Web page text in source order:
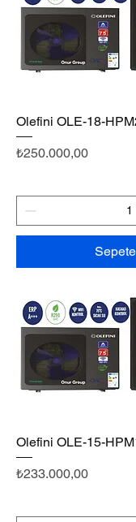
Olefini OLE-18-
Fiyat
₺250.000,00
Olefini OLE-15-
Fiyat
₺233.000,00